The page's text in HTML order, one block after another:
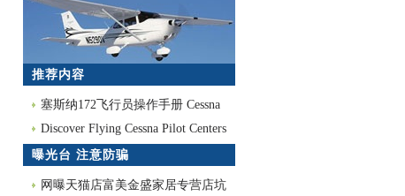
推荐内容
塞斯纳172飞行员操作手册 Cessna
172 PILOT'S
Discover Flying Cessna Pilot Centers
探索
曝光台 注意防骗
网曝天猫店富美金盛家居专营店坑